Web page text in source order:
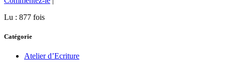
Lu : 877 fois
Catégorie
Atelier d’Ecriture